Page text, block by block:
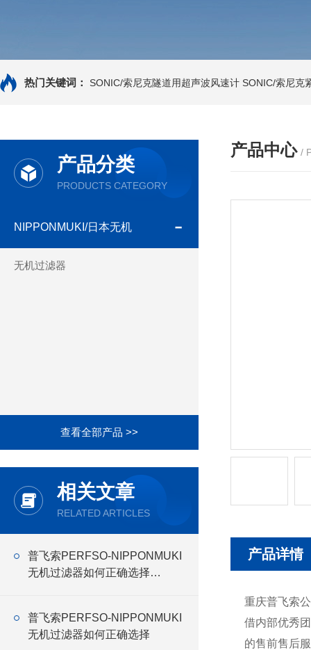
热门关键词： SONIC/索尼克隧道用超声波风速计 SONIC/索尼克
产品分类
PRODUCTS CATEGORY
NIPPONMUKI/日本无机
无机过滤器
查看全部产品 >>
相关文章
RELATED ARTICLES
普飞索PERFSO-NIPPONMUKI
无机过滤器如何正确选择
普飞索PERFSO-NIPPONMUKI
无机过滤器如何正确选择
产品中心 /
产品详情
重庆普飞索
借内部优秀
的售前售后